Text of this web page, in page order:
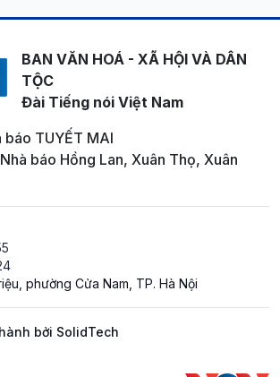
BAN VĂN HOÁ - XÃ HỘI VÀ DÂN
TỘC
Đài Tiếng nói Việt Nam
báo TUYẾT MAI
báo Hồng Lan, Xuân Thọ, Xuân
phường Cửa Nam, TP. Hà Nội
bởi SolidTech